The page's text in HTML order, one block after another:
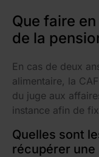
Que faire
de la
En cas de deux
alimentaire, la
du juge aux
instance afin de
Quelles sont
récupérer une